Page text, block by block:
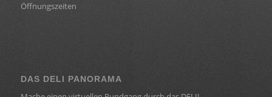
Öffnungszeiten
DAS DELI PANORAMA